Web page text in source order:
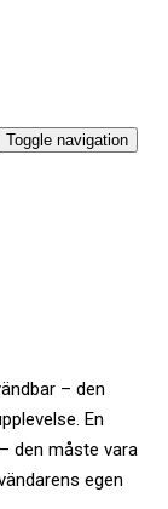
Toggle navigation
– den
En
den måste vara
egen